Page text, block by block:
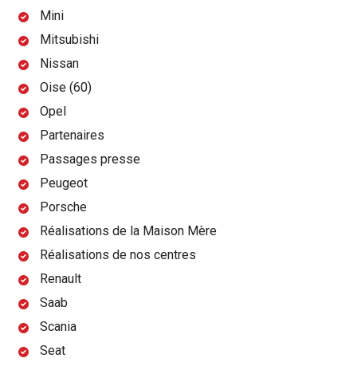
Mini
Mitsubishi
Nissan
Oise (60)
Opel
Partenaires
Passages presse
Peugeot
Porsche
Réalisations de la Maison Mère
Réalisations de nos centres
Renault
Saab
Scania
Seat